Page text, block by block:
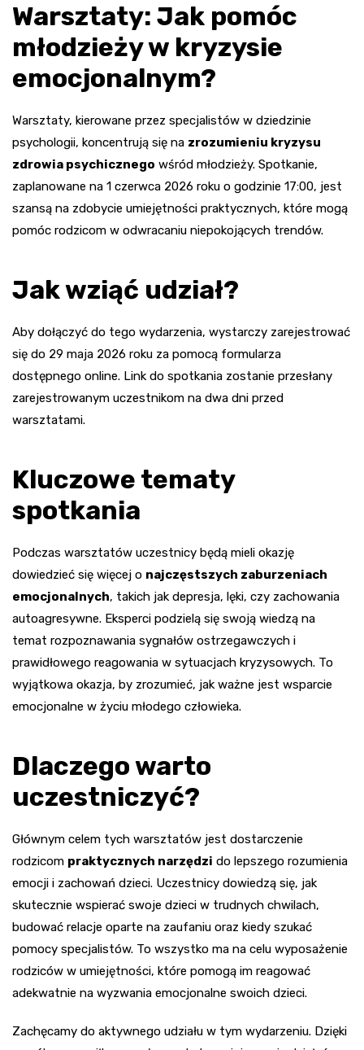
Warsztaty: Jak pomóc
młodzieży w kryzysie
emocjonalnym?
Warsztaty, kierowane przez specjalistów w dziedzinie
psychologii, koncentrują się na zrozumieniu kryzysu
zdrowia psychicznego wśród młodzieży. Spotkanie,
zaplanowane na 1 czerwca 2026 roku o godzinie 17:00, jest
szansą na zdobycie umiejętności praktycznych, które mogą
pomóc rodzicom w odwracaniu niepokojących trendów.
Jak wziąć udział?
Aby dołączyć do tego wydarzenia, wystarczy zarejestrować
się do 29 maja 2026 roku za pomocą formularza
dostępnego online. Link do spotkania zostanie przesłany
zarejestrowanym uczestnikom na dwa dni przed
warsztatami.
Kluczowe tematy
spotkania
Podczas warsztatów uczestnicy będą mieli okazję
dowiedzieć się więcej o najczęstszych zaburzeniach
emocjonalnych, takich jak depresja, lęki, czy zachowania
autoagresywne. Eksperci podzielą się swoją wiedzą na
temat rozpoznawania sygnałów ostrzegawczych i
prawidłowego reagowania w sytuacjach kryzysowych. To
wyjątkowa okazja, by zrozumieć, jak ważne jest wsparcie
emocjonalne w życiu młodego człowieka.
Dlaczego warto
uczestniczyć?
Głównym celem tych warsztatów jest dostarczenie
rodzicom praktycznych narzędzi do lepszego rozumienia
emocji i zachowań dzieci. Uczestnicy dowiedzą się, jak
skutecznie wspierać swoje dzieci w trudnych chwilach,
budować relacje oparte na zaufaniu oraz kiedy szukać
pomocy specjalistów. To wszystko ma na celu wyposażenie
rodziców w umiejętności, które pomogą im reagować
adekwatnie na wyzwania emocjonalne swoich dzieci.
Zachęcamy do aktywnego udziału w tym wydarzeniu. Dzięki